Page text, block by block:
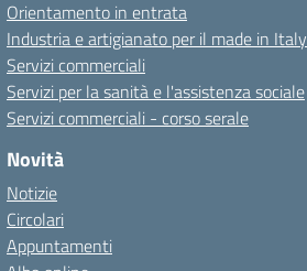
Orientamento in entrata
Industria e artigianato per il made in Italy
Servizi commerciali
Servizi per la sanità e l'assistenza sociale
Servizi commerciali - corso serale
Novità
Notizie
Circolari
Appuntamenti